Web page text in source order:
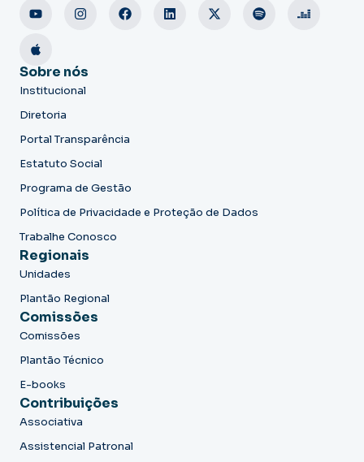
Sobre nós
Institucional
Diretoria
Portal Transparência
Estatuto Social
Programa de Gestão
Política de Privacidade e Proteção de Dados
Trabalhe Conosco
Regionais
Unidades
Plantão Regional
Comissões
Comissões
Plantão Técnico
E-books
Contribuições
Associativa
Assistencial Patronal